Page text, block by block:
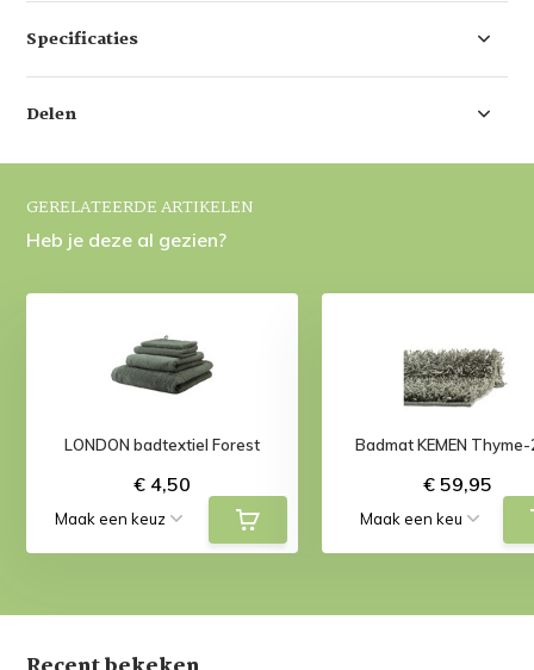
Specificaties
Delen
GERELATEERDE ARTIKELEN
Heb je deze al gezien?
LONDON badtextiel Forest
€ 4,50
Badmat KEMEN
€ 59,95